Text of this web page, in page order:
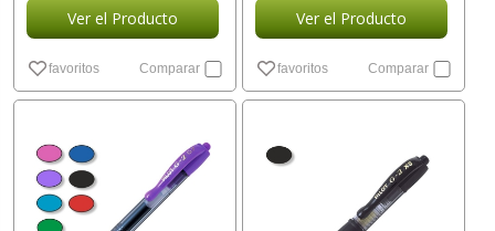
Ver el Producto
favoritos Comparar
Ver el Producto
favoritos Comparar